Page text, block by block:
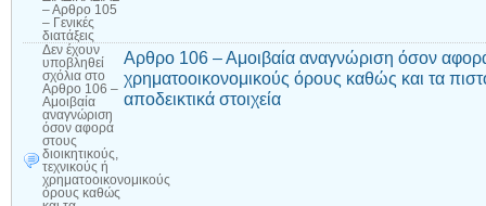
– Αρθρο 105
– Γενικές
διατάξεις
Δεν έχουν
υποβληθεί
σχόλια στο
Αρθρο 106 –
Αμοιβαία
αναγνώριση
όσον αφορά
στους
διοικητικούς,
τεχνικούς ή
χρηματοοικονομικούς
όρους καθώς
Αρθρο 106 – Αμοιβαία αναγνώριση όσον αφορά
χρηματοοικονομικούς όρους καθώς και τα
αποδεικτικά στοιχεία